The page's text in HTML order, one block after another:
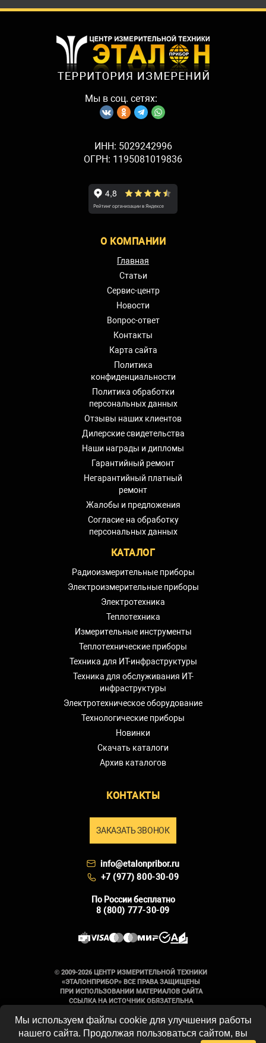
Мы в соц. сетях:
ИНН: 5029242996
ОГРН: 1195081019836
О КОМПАНИИ
Главная
Статьи
Сервис-центр
Новости
Вопрос-ответ
Контакты
Карта сайта
Политика
конфиденциальности
Политика обработки
персональных данных
Отзывы наших клиентов
Дилерские свидетельства
Наши награды и дипломы
Гарантийный ремонт
Негарантийный платный
ремонт
Жалобы и предложения
Согласие на обработку
персональных данных
КАТАЛОГ
Радиоизмерительные приборы
Электроизмерительные приборы
Электротехника
Теплотехника
Измерительные инструменты
Теплотехнические приборы
Техника для ИТ-инфраструктуры
Техника для обслуживания ИТ-
инфраструктуры
Электротехническое оборудование
Технологические приборы
Новинки
Скачать каталоги
Архив каталогов
КОНТАКТЫ
ЗАКАЗАТЬ ЗВОНОК
info@etalonpribor.ru
+7 (977) 800-30-09
По России бесплатно
8 (800) 777-30-09
© 2009-2026 ЦЕНТР ИЗМЕРИТЕЛЬНОЙ ТЕХНИКИ
«ЭТАЛОНПРИБОР» ВСЕ ПРАВА ЗАЩИЩЕНЫ
ПРИ ИСПОЛЬЗОВАНИИ МАТЕРИАЛОВ САЙТА
ССЫЛКА НА ИСТОЧНИК ОБЯЗАТЕЛЬНА
Вся информация на сайте носит
справочный характер и не является
Мы используем файлы cookie для улучшения работы
нашего сайта. Продолжая пользоваться сайтом, вы